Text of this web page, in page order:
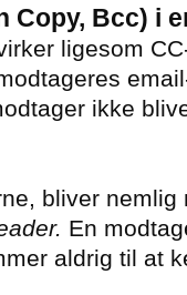
Copy, Bcc) i
ligesom
ikke
bliver nemlig
En
aldrig til at